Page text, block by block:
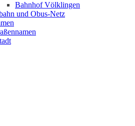
Bahnhof Völklingen
und Obus-Netz